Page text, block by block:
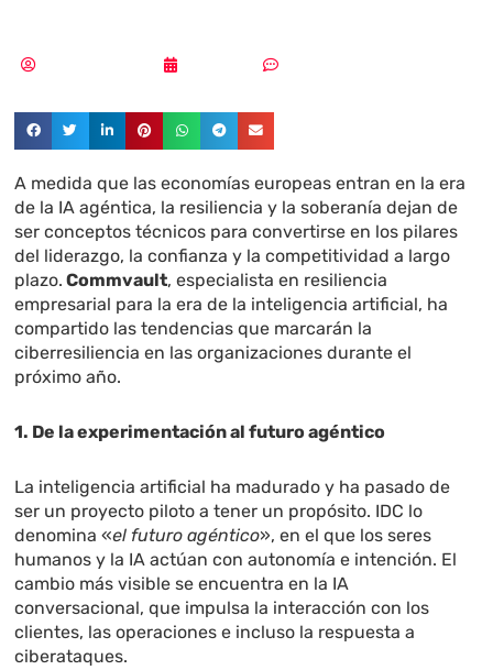
A medida que las economías europeas entran en la era
de la IA agéntica, la resiliencia y la soberanía dejan de
ser conceptos técnicos para convertirse en los pilares
del liderazgo, la confianza y la competitividad a largo
plazo. Commvault, especialista en resiliencia
empresarial para la era de la inteligencia artificial, ha
compartido las tendencias que marcarán la
ciberresiliencia en las organizaciones durante el
próximo año.
1. De la experimentación al futuro agéntico
La inteligencia artificial ha madurado y ha pasado de
ser un proyecto piloto a tener un propósito. IDC lo
denomina «el futuro agéntico», en el que los seres
humanos y la IA actúan con autonomía e intención. El
cambio más visible se encuentra en la IA
conversacional, que impulsa la interacción con los
clientes, las operaciones e incluso la respuesta a
ciberataques.